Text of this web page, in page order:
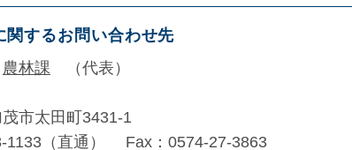
関するお問い合わせ先
農林課
代表
市太田町3431-1
（直通）
Fax：0574-27-3863